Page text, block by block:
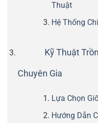
Thuật
Hệ Thống
Kỹ Thuật
Chuyên Gia
Lựa Chọn
Hướng Dẫn